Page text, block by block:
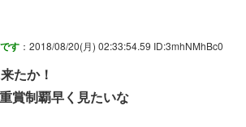
す ：2018/08/20(月) 02:33:54.59 ID:3mhNMhBc0
たか！
賞制覇早く見たいな